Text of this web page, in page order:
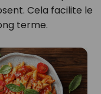
Cela facilite le
terme.